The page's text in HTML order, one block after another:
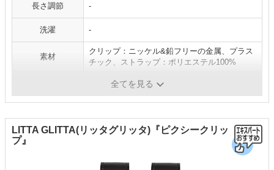
長さ調節 -
洗濯 -
素材
クリップ：ニッケル&鉛フリーの金属、プラス
チック、ストラップ：ポリエステル100%
幅26×長さ210mm
全てを見る
LITTA GLITTA(リッタグリッタ)『ピクシークリッ
プ』